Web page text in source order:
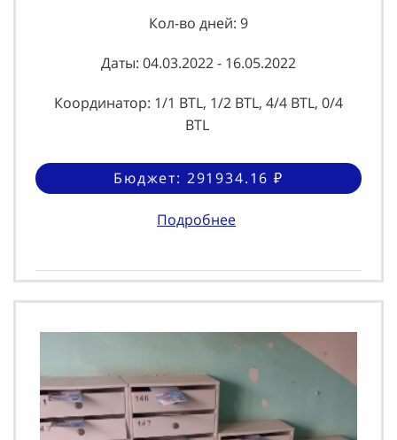
Кол-во дней: 9
Даты: 04.03.2022 - 16.05.2022
Координатор: 1/1 BTL, 1/2 BTL, 4/4 BTL, 0/4
BTL
Бюджет: 291934.16 ₽
Подробнее